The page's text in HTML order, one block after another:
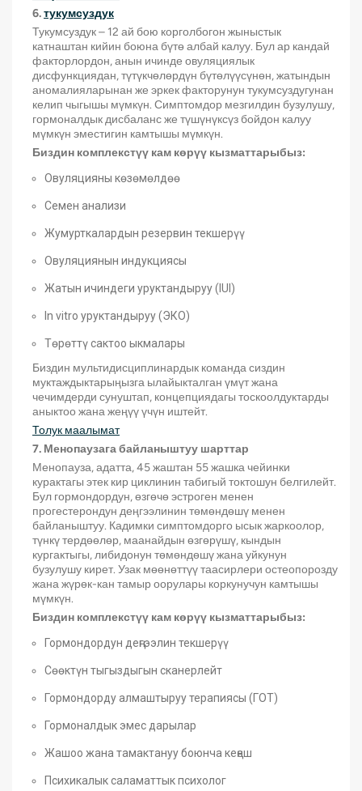
6.тукумсуздук
Тукумсуздук – 12 ай бою корголбогон жыныстык
катнаштан кийин боюна бүтө албай калуу. Бул ар кандай
факторлордон, анын ичинде овуляциялык
дисфункциядан, түтүкчөлөрдүн бүтөлүүсүнөн, жатындын
аномалияларынан же эркек факторунун тукумсуздугунан
келип чыгышы мүмкүн. Симптомдор мезгилдин бузулушу,
гормоналдык дисбаланс же түшүнүксүз бойдон калуу
мүмкүн эместигин камтышы мүмкүн.
Биздин комплекстүү кам көрүү кызматтарыбыз:
Овуляцияны көзөмөлдөө
Семен анализи
Жумурткалардын резервин текшерүү
Овуляциянын индукциясы
Жатын ичиндеги уруктандыруу (IUI)
In vitro уруктандыруу (ЭКО)
Төрөттү сактоо ыкмалары
Биздин мультидисциплинардык команда сиздин
муктаждыктарыңызга ылайыкталган үмүт жана
чечимдерди сунуштап, концепциядагы тоскоолдуктарды
аныктоо жана жеңүү үчүн иштейт.
Толук маалымат
7. Менопаузага байланыштуу шарттар
Менопауза, адатта, 45 жаштан 55 жашка чейинки
курактагы этек кир циклинин табигый токтошун белгилейт.
Бул гормондордун, өзгөчө эстроген менен
прогестерондун деңгээлинин төмөндөшү менен
байланыштуу. Кадимки симптомдорго ысык жаркоолор,
түнкү тердөөлөр, маанайдын өзгөрүшү, кындын
кургактыгы, либидонун төмөндөшү жана уйкунун
бузулушу кирет. Узак мөөнөттүү таасирлери остеопорозду
жана жүрөк-кан тамыр оорулары коркунучун камтышы
мүмкүн.
Биздин комплекстүү кам көрүү кызматтарыбыз:
Гормондордун деңгээлин текшерүү
Сөөктүн тыгыздыгын сканерлейт
Гормондорду алмаштыруу терапиясы (ГОТ)
Гормоналдык эмес дарылар
Жашоо жана тамактануу боюнча кеңеш
Психикалык саламаттык психолог